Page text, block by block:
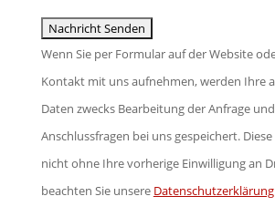
Wenn Sie per Formular auf der Website
Kontakt mit uns aufnehmen, werden Ihre
Daten zwecks Bearbeitung der Anfrage
Anschlussfragen bei uns gespeichert.
nicht ohne Ihre vorherige Einwilligung an
beachten Sie unsere Datenschutzerklärung